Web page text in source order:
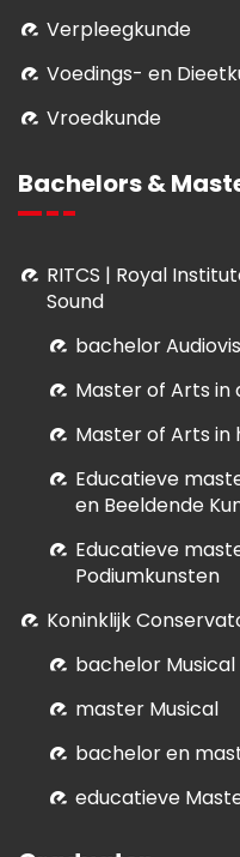
Verpleegkunde
Voedings- en
Vroedkunde
Bachelors &
RITCS | Royal
Sound
bachelor
Master of Arts in
Master of Arts in
Educatieve
en Beeldende
Educatieve
Podiumkunsten
Koninklijk
bachelor Musical
master Musical
bachelor en
educatieve